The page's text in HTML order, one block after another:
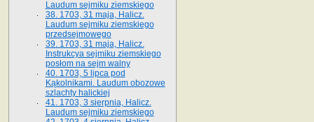
Laudum sejmiku ziemskiego
38. 1703, 31 maja, Halicz.
Laudum sejmiku ziemskiego
przedsejmowego
39. 1703, 31 maja, Halicz.
Instrukcya sejmiku ziemskiego
posłom na sejm walny
40. 1703, 5 lipca pod
Kąkolnikami. Laudum obozowe
szlachty halickiej
41­. 1703, 3 sierpnia, Halicz.
Laudum sejmiku ziemskiego